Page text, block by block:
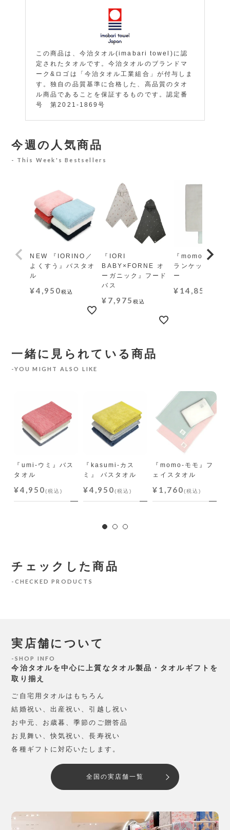
この商品は、今治タオル(imabari towel)に認
定されたタオルです。今治タオルのブランドマ
ーク&ロゴは「今治タオル工業組合」が付与しま
す。独自の品質基準に合格した、高品質のタオ
ル商品であることを保証するものです。認定番
号 第2021-1869号
今週の人気商品
This Week's Bestsellers
NEW 『IORINO／
よくすう』バスタオ
ル
¥4,950税込
『IORI
BABY×FORNE オ
ーガニック』フード
バス
¥ 7,975税込
『momo-モモ』
ランケット レギ
ー
¥ 14,850
一緒に見られている商品
YOU MIGHT ALSO LIKE
『umi-ウミ』バス
タオル
¥4,950(税込)
『kasumi-カス
ミ』 バスタオル
¥4,950(税込)
『momo-モモ』フ
ェイスタオル
¥1,760(税込)
チェックした商品
CHECKED PRODUCTS
実店舗について
SHOP INFO
今治タオルを中心に上質なタオル製品・タオルギフトを
取り揃え
ご自宅用タオルはもちろん
結婚祝い、出産祝い、引越し祝い
お中元、お歳暮、季節のご贈答品
お見舞い、快気祝い、長寿祝い
各種ギフトに対応いたします。
全国の実店舗一覧